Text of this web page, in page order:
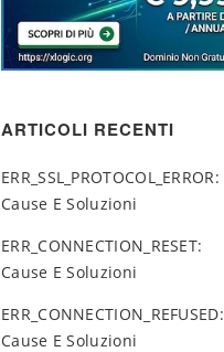
ARTICOLI RECENTI
ERR_SSL_PROTOCOL_ERROR:
Cause E Soluzioni
ERR_CONNECTION_RESET:
Cause E Soluzioni
ERR_CONNECTION_REFUSED:
Cause E Soluzioni